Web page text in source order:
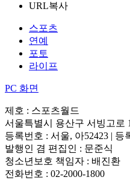
URL복사
스포츠
연예
포토
라이프
PC 화면
제호 : 스포츠월드
서울특별시 용산구 서빙고로
등록번호 : 서울, 아52423 | 등
발행인 겸 편집인 : 문준식
청소년보호 책임자 : 배진환
전화번호 : 02-2000-1800